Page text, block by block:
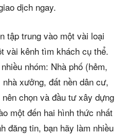
dịch ngay.
tập trung vào một vài loại
vài kênh tìm khách cụ thể.
nhóm: Nhà phố (hẻm,
xưởng, đất nền dân cư,
chọn và đầu tư xây dựng
một đến hai hình thức nhất
đăng tin, bạn hãy làm nhiều